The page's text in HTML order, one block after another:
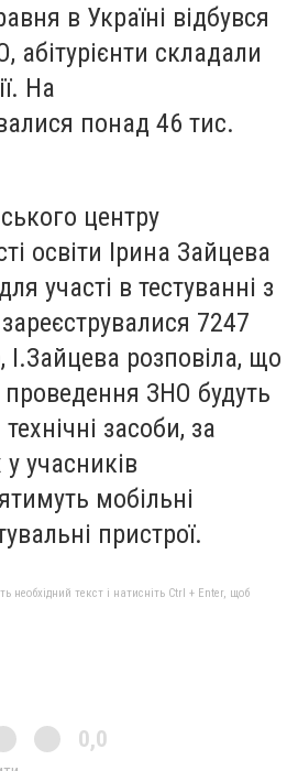
в Україні відбувся
складали
На
понад 46 тис.
центру
освіти Ірина Зайцева
участі в тестуванні з
7247
І.Зайцева розповіла, що
проведення ЗНО будуть
засоби, за
учасників
мобільні
пристрої.
необхідний текст і натисніть Ctrl + Enter, щоб
0,0